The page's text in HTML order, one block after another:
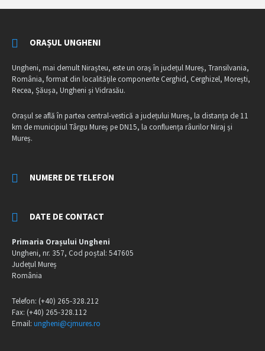
ORAȘUL UNGHENI
Ungheni, mai demult Nirașteu, este un oraș în județul Mureș, Transilvania,
România, format din localitățile componente Cerghid, Cerghizel, Morești,
Recea, Șăușa, Ungheni și Vidrasău.
Orașul se află în partea central-vestică a județului Mureș, la distanța de 11
km de municipiul Târgu Mureș pe DN15, la confluența râurilor Niraj și
Mureș.
NUMERE DE TELEFON
DATE DE CONTACT
Primaria Orașului Ungheni
Ungheni, nr. 357, Cod poștal: 547605
Județul Mureș
România
Telefon: (+40) 265-328.212
Fax: (+40) 265-328.112
Email: ungheni@cjmures.ro